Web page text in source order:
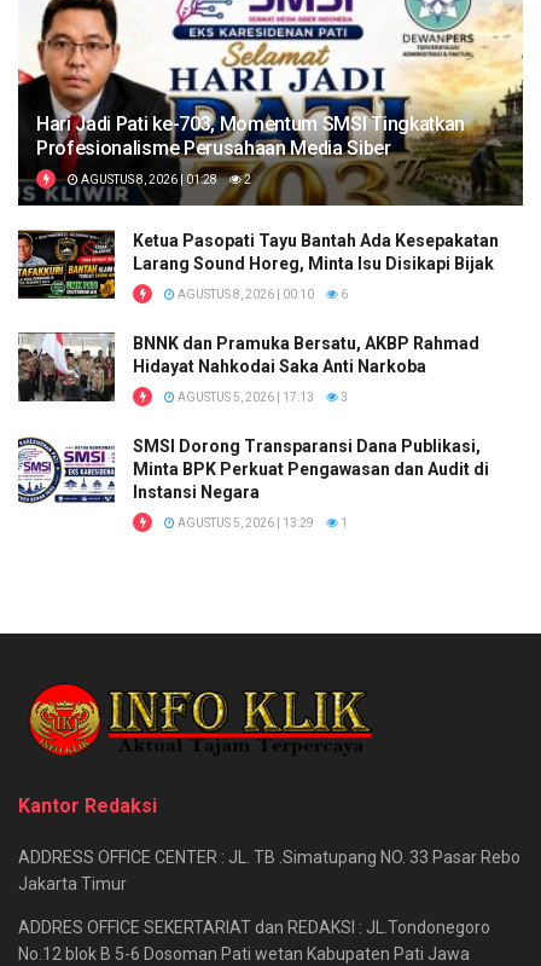
Hari Jadi Pati ke-703, Momentum SMSI Tingkatkan
Profesionalisme Perusahaan Media Siber
AGUSTUS 8, 2026 | 01:28 2
Ketua Pasopati Tayu Bantah Ada Kesepakatan
Larang Sound Horeg, Minta Isu Disikapi Bijak
AGUSTUS 8, 2026 | 00:10 6
BNNK dan Pramuka Bersatu, AKBP Rahmad
Hidayat Nahkodai Saka Anti Narkoba
AGUSTUS 5, 2026 | 17:13 3
SMSI Dorong Transparansi Dana Publikasi,
Minta BPK Perkuat Pengawasan dan Audit di
Instansi Negara
AGUSTUS 5, 2026 | 13:29 1
Kantor Redaksi
ADDRESS OFFICE CENTER : JL. TB .Simatupang NO. 33 Pasar Rebo
Jakarta Timur
ADDRES OFFICE SEKERTARIAT dan REDAKSI : JL.Tondonegoro
No.12 blok B 5-6 Dosoman Pati wetan Kabupaten Pati Jawa